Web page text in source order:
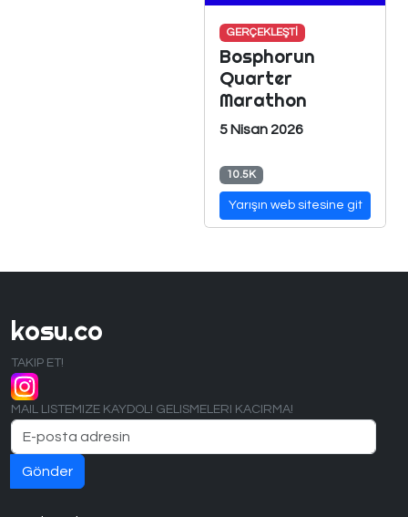
GERÇEKLEŞTİ
Bosphorun
Quarter
Marathon
5 Nisan 2026
10.5K
Yarışın web sitesine git
kosu.co
TAKIP ET!
MAIL LISTEMIZE KAYDOL! GELISMELERI KACIRMA!